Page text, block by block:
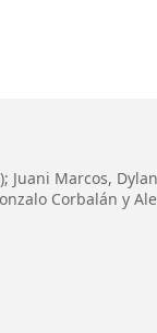
Marcos,
Corbalán y